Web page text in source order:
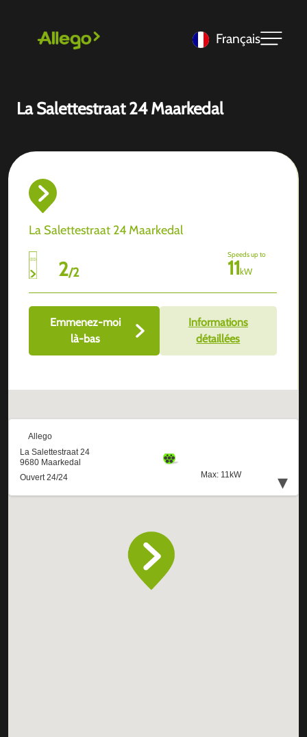
Français
La Salettestraat 24 Maarkedal
La Salettestraat 24 Maarkedal
2/2
Speeds up to
11kW
Emmenez-moi
là-bas
Informations
détaillées